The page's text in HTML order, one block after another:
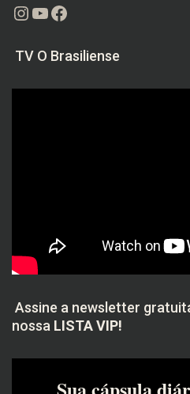
Instagram
Youtube
Facebook
TV O Brasiliense
Assine a newsletter
nossa LISTA VIP!